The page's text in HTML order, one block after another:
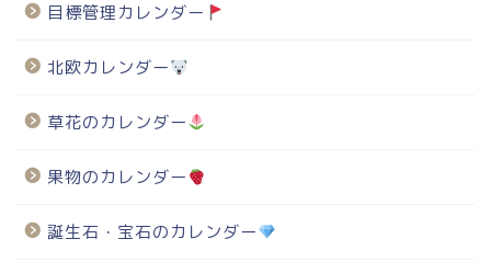
目標管理カレンダー
北欧カレンダー
草花のカレンダー
果物のカレンダー
誕生石・宝石のカレンダー